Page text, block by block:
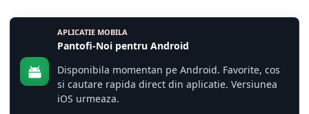
APLICATIE MOBILA
Pantofi-Noi pentru Android
Disponibila momentan pe Android. Favorite, cos
si cautare rapida direct din aplicatie. Versiunea
iOS urmeaza.